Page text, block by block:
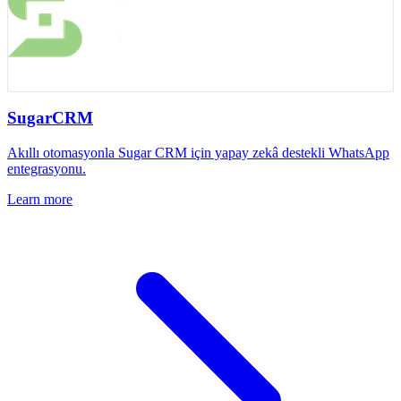
SugarCRM
Akıllı otomasyonla Sugar CRM için yapay zekâ destekli WhatsApp
entegrasyonu.
Learn more